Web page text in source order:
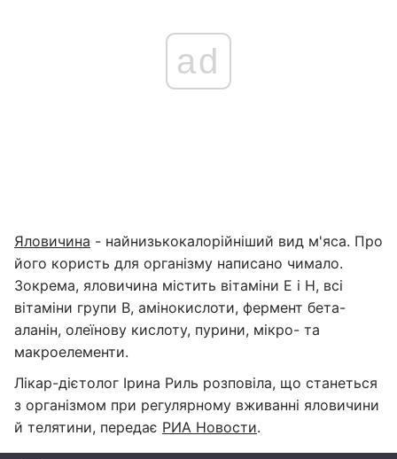
ad
Яловичина - найнизькокалорійніший вид м'яса. Про
його користь для організму написано чимало.
Зокрема, яловичина містить вітаміни Е і Н, всі
вітаміни групи В, амінокислоти, фермент бета-
аланін, олеїнову кислоту, пурини, мікро- та
макроелементи.
Лікар-дієтолог Ірина Риль розповіла, що станеться
з організмом при регулярному вживанні яловичини
й телятини, передає РИА Новости.